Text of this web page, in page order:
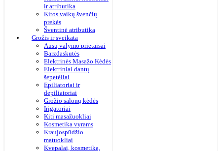
ir atributika
Kitos vaikų švenčių
prekės
Šventinė atributika
Grožis ir sveikata
Ausų valymo prietaisai
Barzdaskutės
Elektrinės Masažo Kėdės
Elektriniai dantų
šepetėliai
Epiliatoriai ir
depiliatoriai
Grožio salonų kėdės
Irigatoriai
Kiti masažuokliai
Kosmetika vyrams
Kraujospūdžio
matuokliai
Kvepalai, kosmetika,